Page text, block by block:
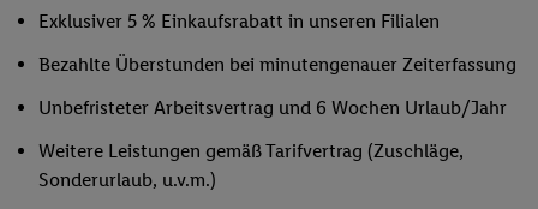
Exklusiver 5 % Einkaufsrabatt in unseren Filialen
Bezahlte Überstunden bei minutengenauer Zeiterfassung
Unbefristeter Arbeitsvertrag und 6 Wochen Urlaub/Jahr
Weitere Leistungen gemäß Tarifvertrag (Zuschläge,
Sonderurlaub, u.v.m.)